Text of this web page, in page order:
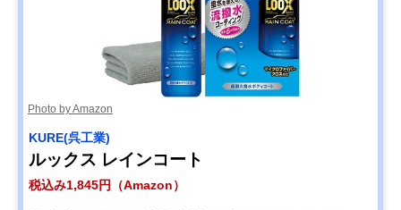
Photo by Amazon
KURE(呉工業)
ルックス レインコート
税込み1,845円（Amazon）